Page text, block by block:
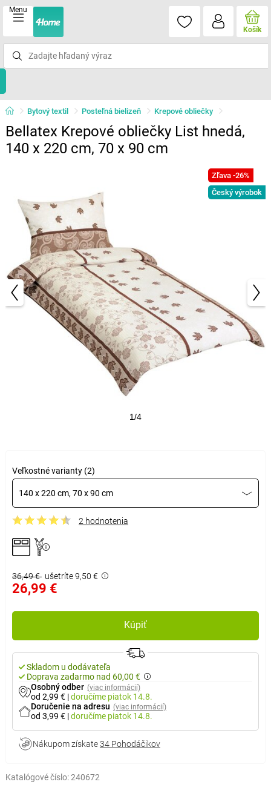
Menu
Košík
Bytový textil Posteľná bielizeň Krepové obliečky
Bellatex Krepové obliečky List hnedá,
140 x 220 cm, 70 x 90 cm
Zľava -26%
Český výrobok
1/4
Veľkostné varianty (2)
140 x 220 cm, 70 x 90 cm
2 hodnotenia
36,49 € ušetríte 9,50 €
26,99 €
Kúpiť
Skladom u dodávateľa
Doprava zadarmo nad 60,00 €
Osobný odber (viac informácií)
od 2,99 € |doručíme piatok 14.8.
Doručenie na adresu (viac informácií)
od 3,99 € |doručíme piatok 14.8.
Nákupom získate34 Pohodáčikov
Katalógové číslo:240672